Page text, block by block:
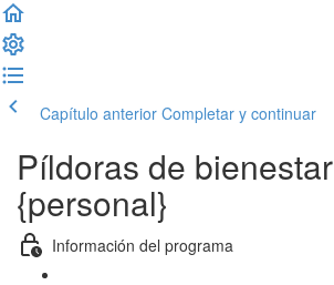
Capítulo anterior Completar y continuar
Píldoras de bienestar
{personal}
Información del programa